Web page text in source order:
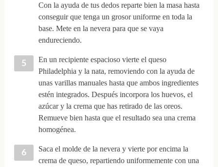
Con la ayuda de tus dedos reparte bien la masa hasta
conseguir que tenga un grosor uniforme en toda la
base. Mete en la nevera para que se vaya
endureciendo.
En un recipiente espacioso vierte el queso
Philadelphia y la nata, removiendo con la ayuda de
unas varillas manuales hasta que ambos ingredientes
estén integrados. Después incorpora los huevos, el
azúcar y la crema que has retirado de las oreos.
Remueve bien hasta que el resultado sea una crema
homogénea.
Saca el molde de la nevera y vierte por encima la
crema de queso, repartiendo uniformemente con una